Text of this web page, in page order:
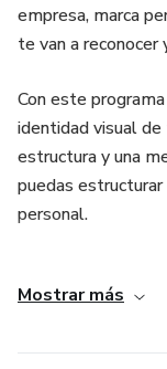
empresa, marca
te van a
Con este
identidad visual
estructura y una
puedas
personal.
estructura de
tu comunidad, y
Mostrar más